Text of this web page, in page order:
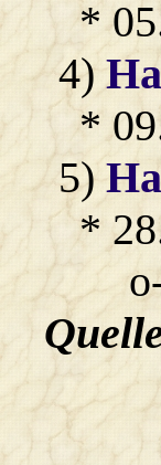
*
4)
*
5)
*